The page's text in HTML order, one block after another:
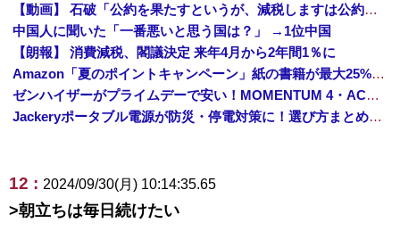
【動画】 石破「公約を果たすというが、減税しますは公約ではない。検討を加速するというのが公約だ」
中国人に聞いた「一番悪いと思う国は？」 →1位中国
【朗報】 消費減税、閣議決定 来年4月から2年間1％に
Amazon「夏のポイントキャンペーン」紙の書籍が最大25%ポイント還元 対象と条件を整理（2026年7月）
ゼンハイザーがプライムデーで安い！MOMENTUM 4・ACCENTUMなど対象モデルまとめ！
Jackeryポータブル電源が防災・停電対策に！選び方まとめ【プライムデー最終日】
12 : 2024/09/30(月) 10:14:35.65
>朝立ちは毎日続けたい